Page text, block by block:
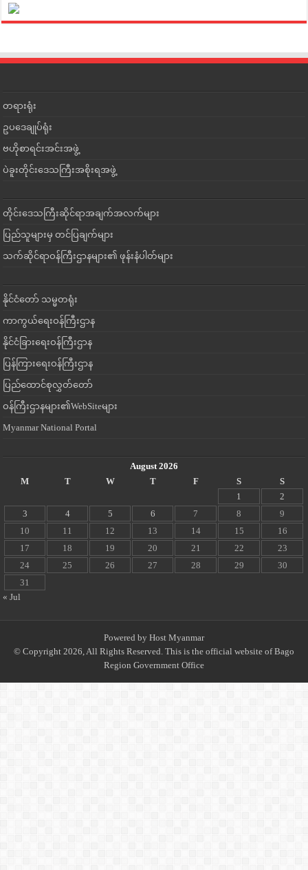
တရားရုံး
ဥပဒေချုပ်ရုံး
ဗဟိုစာရင်းအင်းအဖွဲ့
ပဲခူးတိုင်းဒေသကြီးအစိုးရအဖွဲ့
တိုင်းဒေသကြီးဆိုင်ရာအချက်အလက်များ
ပြည်သူများမှ တင်ပြချက်များ
သက်ဆိုင်ရာဝန်ကြီးဌာနများ၏ ဖုန်းနံပါတ်များ
နိုင်ငံတော် သမ္မတရုံး
ကာကွယ်ရေးဝန်ကြီးဌာန
နိုင်ငံခြားရေးဝန်ကြီးဌာန
ပြန်ကြားရေးဝန်ကြီးဌာန
ပြည်ထောင်စုလွှတ်တော်
ဝန်ကြီးဌာနများ၏WebSiteများ
Myanmar National Portal
August 2026
M
T W T F S
S
1
2
3
4 5 6 7 8
9
10
11 12 13 14 15
16
17
18 19 20 21 22
23
24
25 26 27 28 29
30
31
« Jul
Powered by Host Myanmar
© Copyright 2026, All Rights Reserved. This is the official website of Bago
Region Government Office